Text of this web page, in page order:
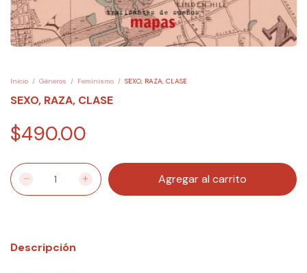
Inicio / Géneros / Feminismo / SEXO, RAZA, CLASE
SEXO, RAZA, CLASE
$490.00
Descripción